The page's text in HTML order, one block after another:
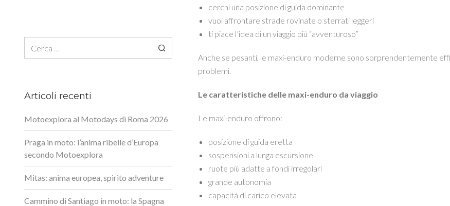
cerchi una posizione di guida dominante
vuoi affrontare strade rovinate o sterrati leggeri
ti piace l’idea di un viaggio più “avventuroso”
Anche se pesanti, le maxi-enduro moderne sono sorprendentemente
problemi.
Le caratteristiche delle maxi-enduro da viaggio
Le maxi-enduro offrono:
posizione di guida eretta
sospensioni a lunga escursione
ruote più adatte a fondi irregolari
grande autonomia
capacità di carico elevata
Articoli recenti
Motoexplora al Motodays di Roma 2026
Praga in moto: l’anima ribelle d’Europa
secondo Motoexplora
Mitas: anima europea, spirito adventure
Cammino di Santiago in moto: la Spagna